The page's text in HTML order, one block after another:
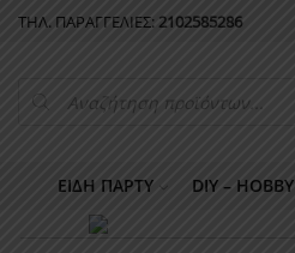
ΤΗΛ. ΠΑΡΑΓΓΕΛΙΕΣ: 2102585286
SEARCH
ΕΊΔΗ ΠΆΡΤΥ DIY – HOBBY